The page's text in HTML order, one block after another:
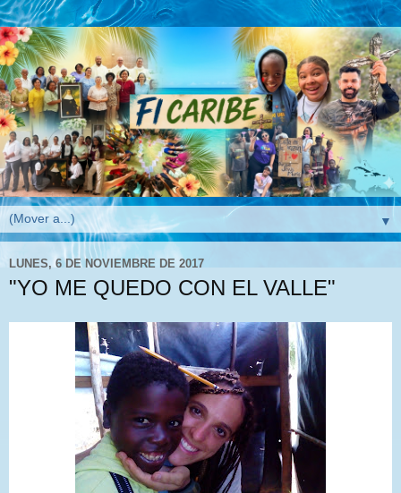
▼
LUNES, 6 DE NOVIEMBRE DE 2017
"YO ME QUEDO CON EL VALLE"